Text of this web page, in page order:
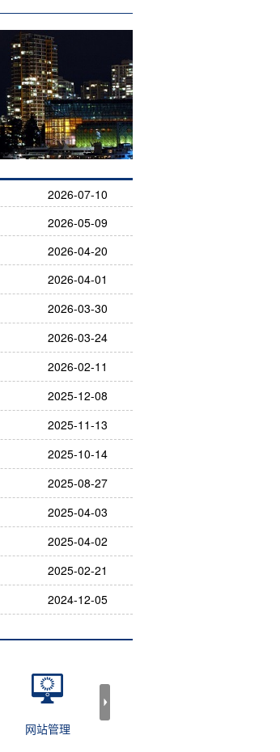
2026-07-10
2026-05-09
2026-04-20
2026-04-01
2026-03-30
2026-03-24
2026-02-11
2025-12-08
2025-11-13
2025-10-14
2025-08-27
2025-04-03
2025-04-02
2025-02-21
2024-12-05
网站管理